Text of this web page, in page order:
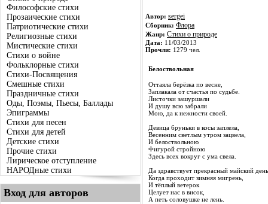
Философские стихи
Прозаические стихи
Патриотические стихи
Религиозные стихи
Мистические стихи
Стихи о войне
Фольклорные стихи
Стихи-Посвящения
Смешные стихи
Праздничные стихи
Оды, Поэмы, Пьесы, Баллады
Эпиграммы
Стихи для песен
Стихи для детей
Детские стихи
Прочие стихи
Лирическое отступление
НАРОДные стихи
Вход для авторов
Автор: sergei
Сборник: Флора
Жанр: Стихи о природе
Дата: 11/03/2013
Прочли: 1279 чел.
Белоствольная
Оттаяла берёзка по весне,
Заплакала от счастья по судьбе.
Листочки зашуршали
И душу всю забрали
Мою, да к нежности своей.
Девица бруньки в косы заплела,
Весенним светлым утром зацвела,
И белоствольною
Фигурой стройною
Здесь всех вокруг с ума свела.
Да здравствует прекрасный майский
Когда проходит зимняя мигрень,
И тёплый ветерок
Целует нас в висок,
А петь соловушке не лень.